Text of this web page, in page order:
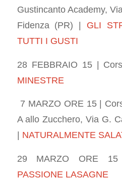
Gustincanto Academy,
Fidenza (PR) | GLI
TUTTI I GUSTI
28 FEBBRAIO 15 |
MINESTRE
7 MARZO ORE 15 |
A allo Zucchero, Via G.
| NATURALMENTE
29 MARZO ORE 15
PASSIONE LASAGNE